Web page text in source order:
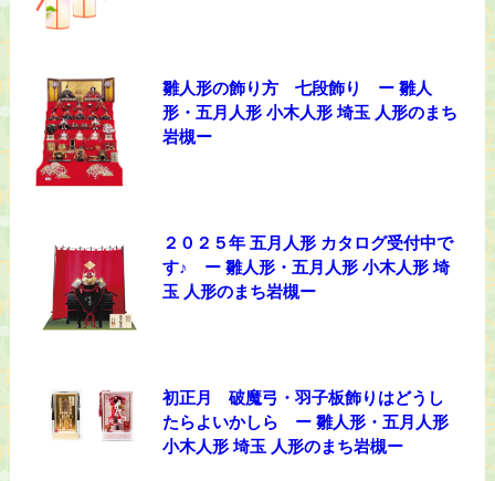
雛人形の飾り方 七段飾り ー 雛人
形・五月人形 小木人形 埼玉 人形のまち
岩槻ー
２０２５年 五月人形 カタログ受付中で
す♪ ー 雛人形・五月人形 小木人形 埼
玉 人形のまち岩槻ー
初正月 破魔弓・羽子板飾りはどうし
たらよいかしら ー 雛人形・五月人形
小木人形 埼玉 人形のまち岩槻ー